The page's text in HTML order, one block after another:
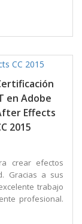
en Adobe
Effects
2015
crear efectos
Gracias a sus
trabajo
profesional.